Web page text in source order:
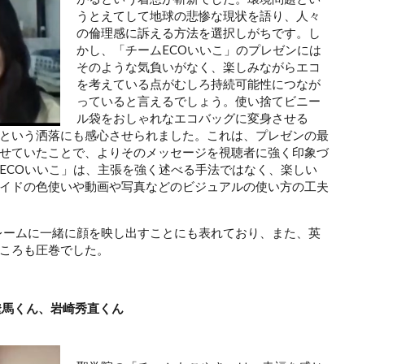
うとえてして地球の悲惨な現状を語り、人々
の倫理感に訴える方法を選択しがちです。し
かし、「チームECOいいこ」のプレゼンには
そのような気負いがなく、楽しみながらエコ
を考えている点がむしろ持続可能性につなが
っていると言えるでしょう。使い捨てビニー
ル袋をおしゃれなエコバッグに変身させる
いう洒落にも感心させられました。これは、プレゼンの最
ていたことで、よりそのメッセージを視聴者に強く印象づ
いいこ」は、主張を強く述べる手法ではなく、楽しい
ドの色使いや動画や写真などのビジュアルの使い方の工夫
ムに一緒に顔を映し出すことにも表れており、また、英
ろも圧巻でした。
くん、岩崎秀直くん